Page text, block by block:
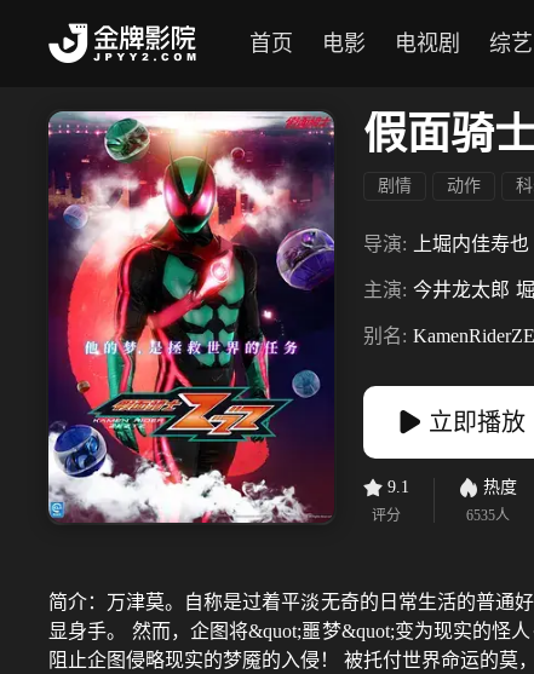
首页 电影 电视剧 综艺
假面骑
剧情 动作
导演: 上堀内佳寿也
主演: 今井龙太郎
别名:
立即播放
9.1
评分
热度
6535人
简介： 万津莫。自称是过着平淡无奇的日常生活的普通
显身手。 然而，企图将&quot;噩梦&quot;变为现实的怪
阻止企图侵略现实的梦魇的入侵！ 被托付世界命运的莫